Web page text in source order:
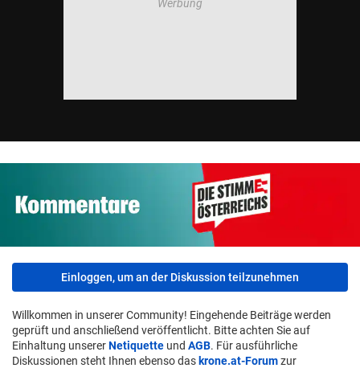
Einloggen, um an der Diskussion teilzunehmen
Willkommen in unserer Community! Eingehende Beiträge werden
geprüft und anschließend veröffentlicht. Bitte achten Sie auf
Einhaltung unsererNetiquette und AGB. Für ausführliche
Diskussionen steht Ihnen ebenso das krone.at-Forumzur